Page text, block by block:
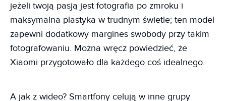
jeżeli twoją pasją jest fotografia po zmroku i
maksymalna plastyka w trudnym świetle; ten model
zapewni dodatkowy margines swobody przy takim
fotografowaniu. Można wręcz powiedzieć, że
Xiaomi przygotowało dla każdego coś idealnego.
A jak z wideo? Smartfony celują w inne grupy